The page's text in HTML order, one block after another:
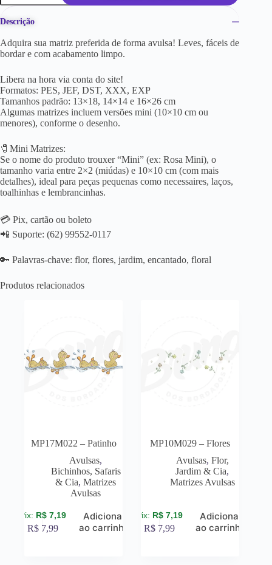
Descrição
Adquira sua matriz preferida de forma avulsa! Leves, fáceis de
bordar e com acabamento limpo.
Libera na hora via conta do site!
Formatos: PES, JEF, DST, XXX, EXP
Tamanhos padrão: 13×18, 14×14 e 16×26 cm
Algumas matrizes incluem versões mini (10×10 cm ou
menores), conforme o desenho.
🧷Mini Matrizes:
Se o nome do produto trouxer “Mini” (ex: Rosa Mini), o
tamanho varia entre 2×2 (miúdas) e 10×10 cm (com mais
detalhes), ideal para peças pequenas como necessaires, laços,
toalhinhas e lembrancinhas.
💳 Pix, cartão ou boleto
📲 Suporte: (62) 99552-0117
🔑 Palavras-chave: flor, flores, jardim, encantado, floral
Produtos relacionados
MP17M022 – Patinho
Avulsas,
Bichinhos, Safaris
& Cia,Matrizes
Avulsas
R$ 7,19
R$ 7,99
Adicionar
ao carrinho
MP10M029 – Flores
Avulsas, Flor,
Jardim & Cia,
Matrizes Avulsas
R$ 7,19
R$ 7,99
Adicionar
ao carrinho